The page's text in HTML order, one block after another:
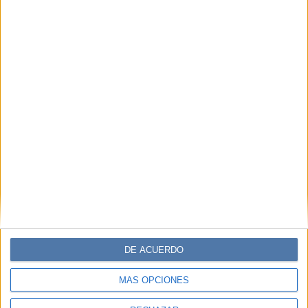
MÁS OPCIONES
DE ACUERDO